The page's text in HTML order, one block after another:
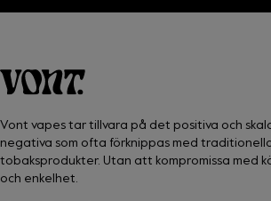
Vont vapes tar tillvara på det positiva och
negativa som ofta förknippas med
tobaksprodukter. Utan att kompromissa med
och enkelhet.